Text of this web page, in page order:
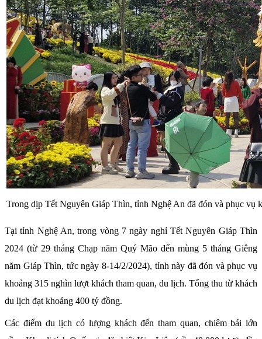
Trong dịp Tết Nguyên Giáp Thìn, tỉnh Nghệ An đã đón và phục vụ
Tại tỉnh Nghệ An, trong vòng 7 ngày nghỉ Tết Nguyên Giáp Thìn
2024 (từ 29 tháng Chạp năm Quý Mão đến mùng 5 tháng Giêng
năm Giáp Thìn, tức ngày 8-14/2/2024), tỉnh này đã đón và phục vụ
khoảng 315 nghìn lượt khách tham quan, du lịch. Tổng thu từ khách
du lịch đạt khoảng 400 tỷ đồng.
Các điểm du lịch có lượng khách đến tham quan, chiêm bái lớn